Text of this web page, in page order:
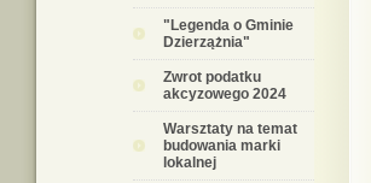
"Legenda o Gminie
Dzierzążnia"
Zwrot podatku
akcyzowego 2024
Warsztaty na temat
budowania marki
lokalnej